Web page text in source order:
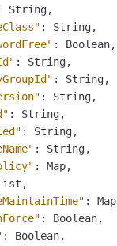
String,
: String,
: Boolean,
: String,
: String,
: String,
: String,
: String,
: String,
: Map,
,
: Map
: Boolean,
: Boolean,